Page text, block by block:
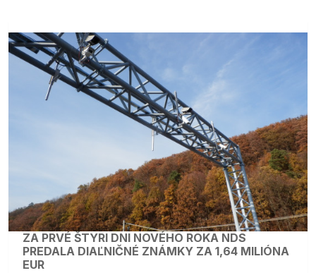
ZA PRVÉ ŠTYRI DNI NOVÉHO ROKA NDS
PREDALA DIAĽNIČNÉ ZNÁMKY ZA 1,64 MILIÓNA
EUR